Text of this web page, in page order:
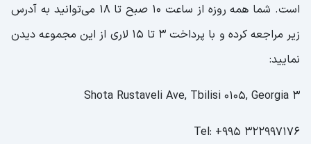
است. شما همه روزه از ساعت 10 صبح تا 18 می‌توانید به آدرس
زیر مراجعه کرده و با پرداخت 3 تا 15 لاری از این مجموعه دیدن
نمایید:
3 Shota Rustaveli Ave, Tbilisi 0105, Georgia
Tel: +995 322997176